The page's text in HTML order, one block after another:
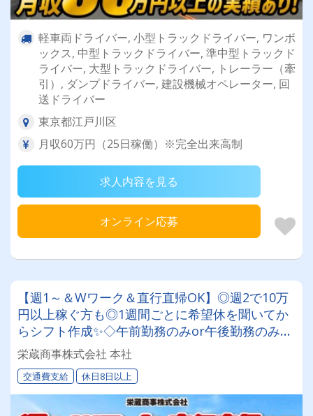
軽車両ドライバー, 小型トラックドライバー, ワンボ
ックス, 中型トラックドライバー, 準中型トラックド
ライバー, 大型トラックドライバー, トレーラー（牽
引）, ダンプドライバー, 建設機械オペレーター, 回
送ドライバー
東京都江戸川区
月収60万円（25日稼働）※完全出来高制
求人内容を見る
オンライン応募
【週1～＆Wワーク＆直行直帰OK】◎週2で10万
円以上稼ぐ方も◎1週間ごとに希望休を聞いてか
らシフト作成✨◇午前勤務のみor午後勤務のみの
方も大歓迎◇陸送・回送ドライバー◇中長距離乗
務あり◇どんな小さなことでもお気軽にご質問く
ださい♪
栄蔵商事株式会社 本社
交通費支給 休日8日以上